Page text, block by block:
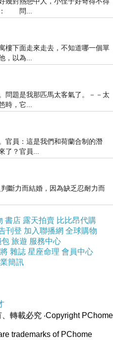
： 問...
樓下面走來走去，不知道哪一個單
，以為...
問題是我那匹馬太客氣了。－－太
時，它...
官員：這是我們和荷蘭合制的潛
了？官員...
斷力而結婚，因為缺乏忍耐力而
書店 露天拍賣 比比昂代購
刊登 加入聯播網 全球購物
包 旅遊 服務中心
雜誌 星座命理 會員中心
簡訊
、轉載必究 ‧Copyright PChome
trademarks of PChome